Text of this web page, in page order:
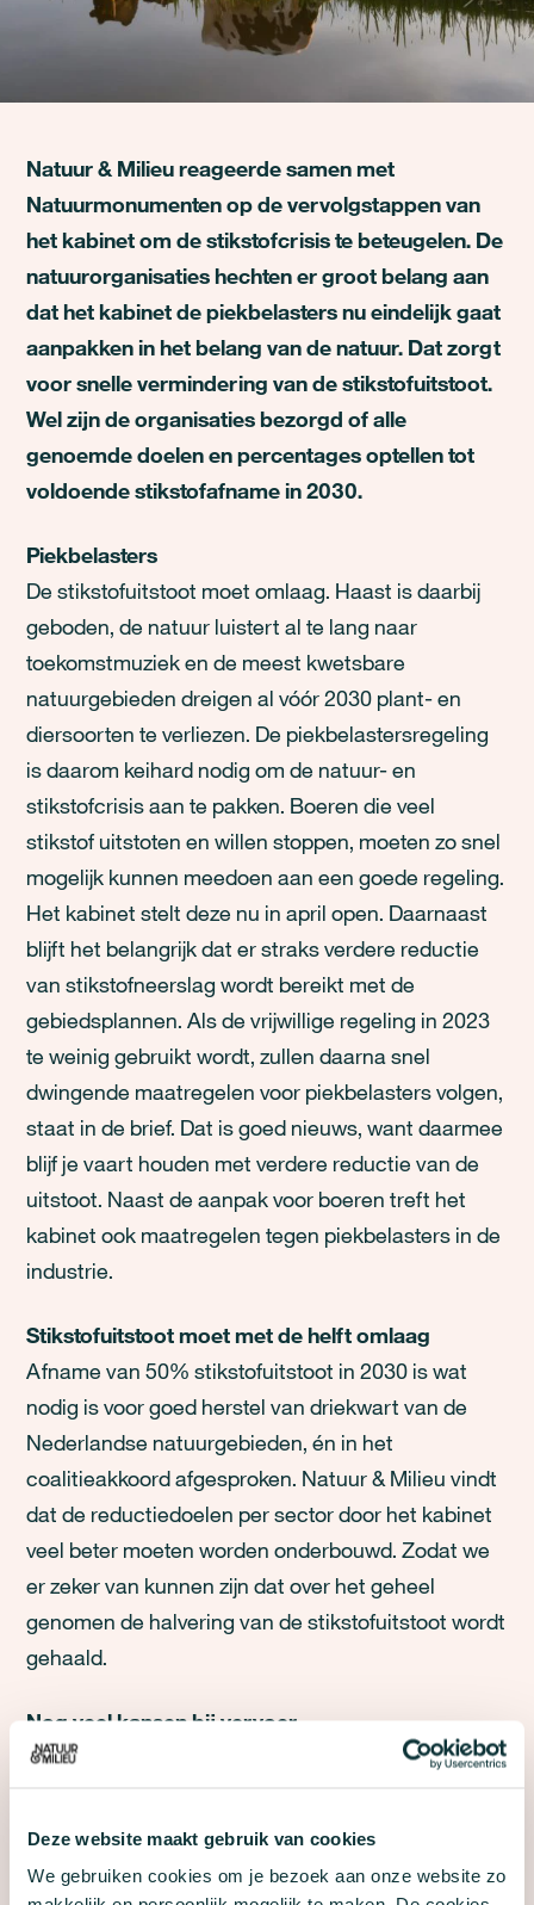
Deze website maakt gebruik van cookies
We gebruiken cookies om je bezoek aan onze website zo
Natuur & Milieu reageerde samen met
Natuurmonumenten op de vervolgstappen van
het kabinet om de stikstofcrisis te beteugelen. De
natuurorganisaties hechten er groot belang aan
dat het kabinet de piekbelasters nu eindelijk gaat
aanpakken in het belang van de natuur. Dat zorgt
voor snelle vermindering van de stikstofuitstoot.
Wel zijn de organisaties bezorgd of alle
genoemde doelen en percentages optellen tot
voldoende stikstofafname in 2030.
Piekbelasters
De stikstofuitstoot moet omlaag. Haast is daarbij
geboden, de natuur luistert al te lang naar
toekomstmuziek en de meest kwetsbare
natuurgebieden dreigen al vóór 2030 plant- en
diersoorten te verliezen. De piekbelastersregeling
is daarom keihard nodig om de natuur- en
stikstofcrisis aan te pakken. Boeren die veel
stikstof uitstoten en willen stoppen, moeten zo snel
mogelijk kunnen meedoen aan een goede regeling.
Het kabinet stelt deze nu in april open. Daarnaast
blijft het belangrijk dat er straks verdere reductie
van stikstofneerslag wordt bereikt met de
gebiedsplannen. Als de vrijwillige regeling in 2023
te weinig gebruikt wordt, zullen daarna snel
dwingende maatregelen voor piekbelasters volgen,
staat in de brief. Dat is goed nieuws, want daarmee
blijf je vaart houden met verdere reductie van de
uitstoot. Naast de aanpak voor boeren treft het
kabinet ook maatregelen tegen piekbelasters in de
industrie.
Stikstofuitstoot moet met de helft omlaag
Afname van 50% stikstofuitstoot in 2030 is wat
nodig is voor goed herstel van driekwart van de
Nederlandse natuurgebieden, én in het
coalitieakkoord afgesproken. Natuur & Milieu vindt
dat de reductiedoelen per sector door het kabinet
veel beter moeten worden onderbouwd. Zodat we
er zeker van kunnen zijn dat over het geheel
genomen de halvering van de stikstofuitstoot wordt
gehaald.
Nog veel kansen bij vervoer
De vervoerssector krijgt een significant lager doel
41% voor de landbouw) en hoeft dus een stuk
minder te doen dan de andere sectoren. Terwijl er